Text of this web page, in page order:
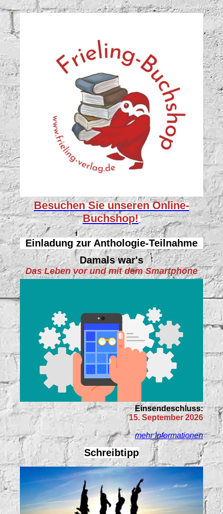
Besuchen Sie unserenOnline-
Buchshop!
Einladung zur Anthologie-Teilnahme
Damals war's
Das Leben vor und mit dem Smartphone
Einsendeschluss:
15. September 2026
mehr Informationen
Schreibtipp